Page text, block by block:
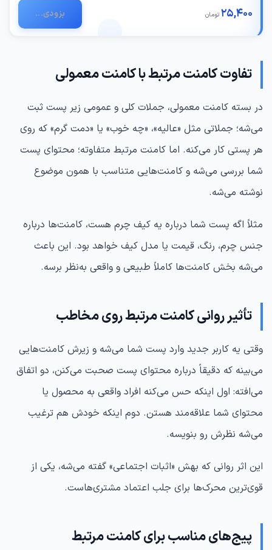
25,400 تومان بزودی...
تفاوت کامنت مرتبط با کامنت معمولی
در بسته کامنت معمولی، جملات کلی و عمومی زیر پست ثبت
می‌شه؛ جملاتی مثل «عالیه»، «چه خوب» یا «دمت گرم» که روی
هر پستی کار می‌کنه. اما کامنت مرتبط متفاوته؛ محتوای پست
شما بررسی می‌شه و کامنت‌هایی متناسب با همون موضوع
نوشته می‌شه.
مثلاً اگه پست شما درباره یه کیف چرم هست، کامنت‌ها درباره
جنس چرم، رنگ، قیمت یا مدل کیف خواهد بود. این باعث
می‌شه بخش کامنت‌ها کاملاً طبیعی و واقعی به‌نظر برسه.
تأثیر روانی کامنت مرتبط روی مخاطب
وقتی یه کاربر جدید وارد پست شما می‌شه و زیرش کامنت‌هایی
می‌بینه که دقیقاً درباره محتوای پست صحبت می‌کنن، دو اتفاق
می‌افته: اول اینکه حس می‌کنه افراد واقعی به محصول یا
محتوای شما علاقه‌مند هستن. دوم اینکه خودش هم ترغیب
می‌شه نظرش رو بنویسه.
این اثر روانی که بهش «اثبات اجتماعی» گفته می‌شه، یکی از
قوی‌ترین محرک‌ها برای جلب اعتماد مشتری‌هاست.
پیج‌های مناسب برای کامنت مرتبط